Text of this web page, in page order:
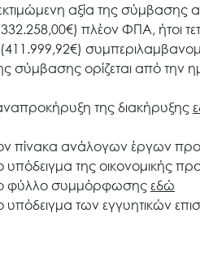
αξία της σύμβασης
πλέον ΦΠΑ, ήτοι
(411.999,92€)
σύμβασης ορίζεται από
της διακήρυξης
πίνακα ανάλογων έργων
υπόδειγμα της οικονομικής
φύλλο συμμόρφωσης εδώ
υπόδειγμα των εγγυητικών